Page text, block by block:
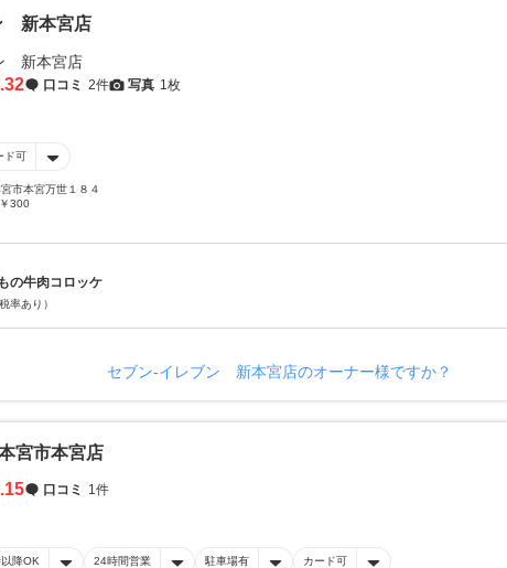
新本宮店
口コミ 2件 写真 1枚
ド可
市本宮万世１８４
300
の牛肉コロッケ
率あり）
セブン‐イレブン 新本宮店のオーナー様ですか？
宮市本宮店
口コミ 1件
降OK 24時間営業 駐車場有 カード可